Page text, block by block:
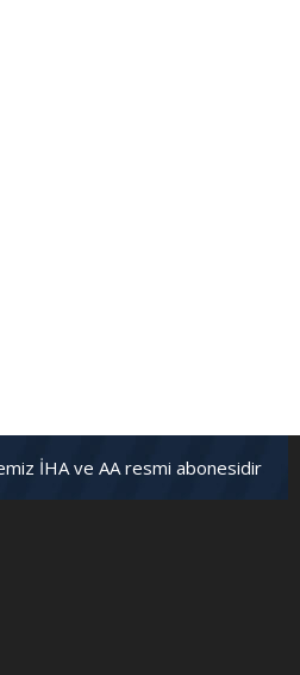
İHA ve AA resmi abonesidir